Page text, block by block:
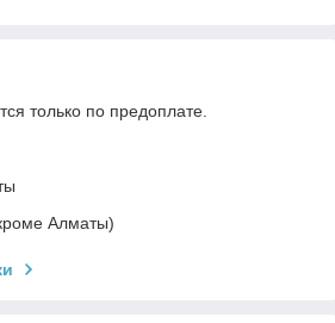
только по предоплате.
Алматы)